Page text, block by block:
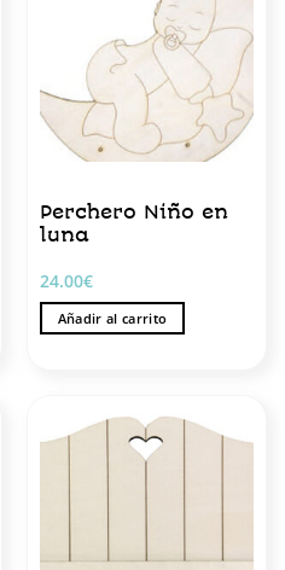
Perchero Niño en
luna
24.00€
Añadir al carrito